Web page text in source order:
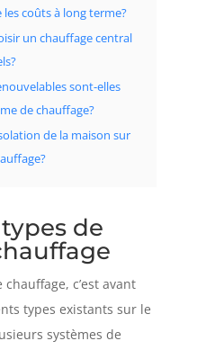
coûts à long terme?
un chauffage central
sont-elles
de chauffage?
de la maison sur
de
c’est avant
types existants sur le
systèmes de